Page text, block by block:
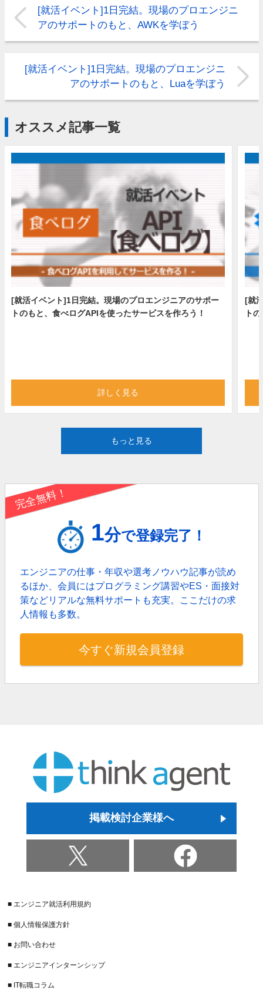
[就活イベント]1日完結。現場のプロエンジニ
アのサポートのもと、AWKを学ぼう
[就活イベント]1日完結。現場のプロエンジニ
アのサポートのもと、Luaを学ぼう
オススメ記事一覧
[就活イベント]1日完結。現場のプロエンジニアのサポー
トのもと、食べログAPIを使ったサービスを作ろう！
詳しく見る
[就
ト
もっと見る
完全無料！
1分で登録完了！
エンジニアの仕事・年収や選考ノウハウ記事が読め
るほか、会員にはプログラミング講習やES・面接対
策などリアルな無料サポートも充実。 ここだけの求
人情報も多数。
今すぐ新規会員登録
掲載検討企業様へ
■ エンジニア就活利用規約
■ 個人情報保護方針
■ お問い合わせ
■ エンジニアインターンシップ
■ IT転職コラム